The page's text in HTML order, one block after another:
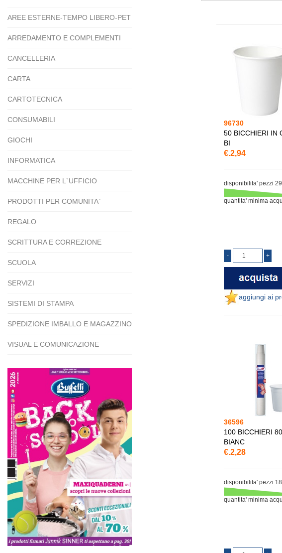
AREE ESTERNE-TEMPO LIBERO-PET
ARREDAMENTO E COMPLEMENTI
CANCELLERIA
CARTA
CARTOTECNICA
CONSUMABILI
GIOCHI
INFORMATICA
MACCHINE PER L`UFFICIO
PRODOTTI PER COMUNITA`
REGALO
SCRITTURA E CORREZIONE
SCUOLA
SERVIZI
SISTEMI DI STAMPA
SPEDIZIONE IMBALLO E MAGAZZINO
VISUAL E COMUNICAZIONE
96730
50 BICCHIERI IN
BI
€.2,94
disponibilita' pezzi
quantita' minima
aggiungi ai
36596
100 BICCHIERI
BIANC
€.2,28
disponibilita' pezzi
quantita' minima